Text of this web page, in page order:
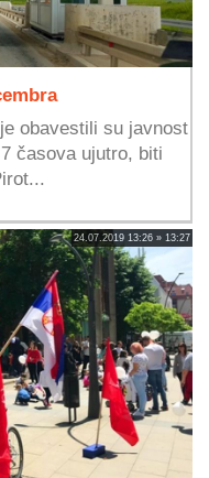
obavestili su javnost
časova ujutro, biti
24.07.2019 13:26 » 13:27